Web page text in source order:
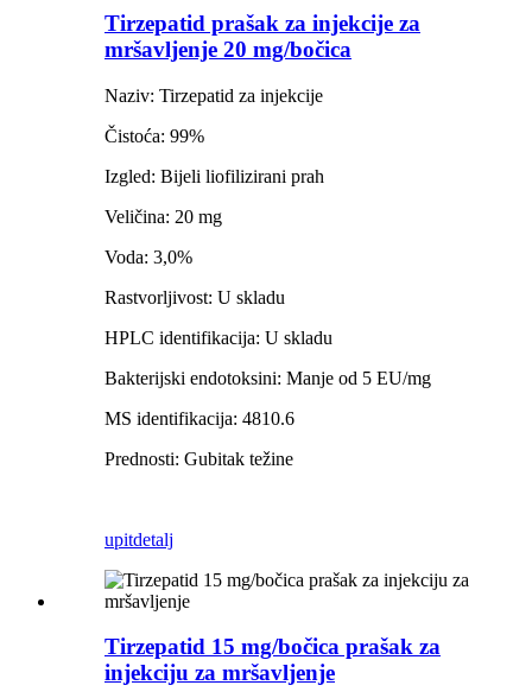
Tirzepatid prašak za injekcije za
mršavljenje 20 mg/bočica
Naziv: Tirzepatid za injekcije
Čistoća: 99%
Izgled: Bijeli liofilizirani prah
Veličina: 20 mg
Voda: 3,0%
Rastvorljivost: U skladu
HPLC identifikacija: U skladu
Bakterijski endotoksini: Manje od 5 EU/mg
MS identifikacija: 4810.6
Prednosti: Gubitak težine
upitdetalj
Tirzepatid 15 mg/bočica prašak za
injekciju za mršavljenje